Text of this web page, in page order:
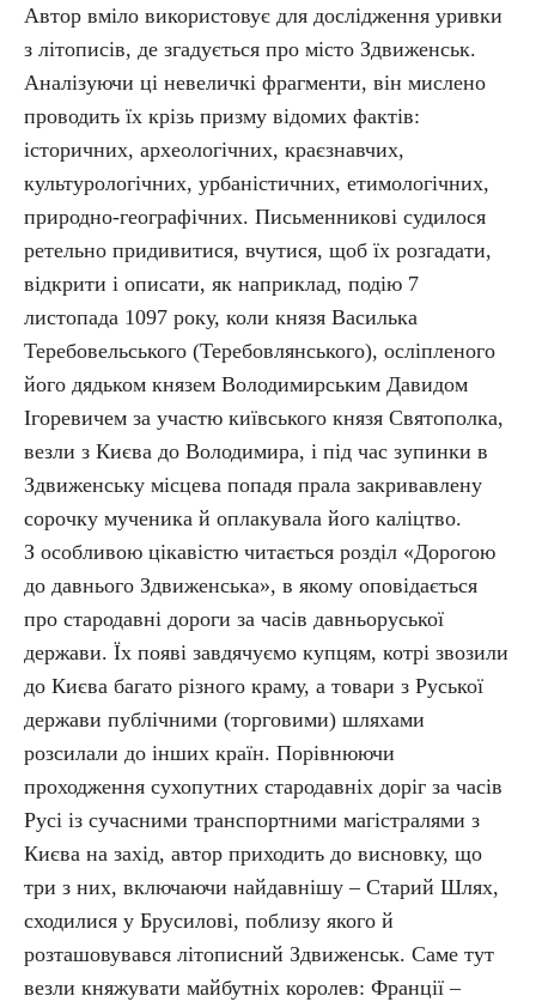
Автор вміло використовує для дослідження уривки
з літописів, де згадується про місто Здвиженськ.
Аналізуючи ці невеличкі фрагменти, він мислено
проводить їх крізь призму відомих фактів:
історичних, археологічних, краєзнавчих,
культурологічних, урбаністичних, етимологічних,
природно-географічних. Письменникові судилося
ретельно придивитися, вчутися, щоб їх розгадати,
відкрити і описати, як наприклад, подію 7
листопада 1097 року, коли князя Василька
Теребовельського (Теребовлянського), осліпленого
його дядьком князем Володимирським Давидом
Ігоревичем за участю київського князя Святополка,
везли з Києва до Володимира, i пiд час зупинки в
Здвиженську місцева попадя прала закривавлену
сорочку мученика й оплакувала його каліцтво.
З особливою цікавістю читається розділ «Дорогою
до давнього Здвиженська», в якому оповідається
про стародавні дороги за часів давньоруської
держави. Їх появі завдячуємо купцям, котрі звозили
до Києва багато різного краму, а товари з Руської
держави публічними (торговими) шляхами
розсилали до інших країн. Порівнюючи
проходження сухопутних стародавніх доріг за часів
Русі із сучасними транспортними магістралями з
Києва на захід, автор приходить до висновку, що
три з них, включаючи найдавнішу – Старий Шлях,
сходилися у Брусилові, поблизу якого й
розташовувався літописний Здвиженськ. Саме тут
везли княжувати майбутніх королев: Франції –